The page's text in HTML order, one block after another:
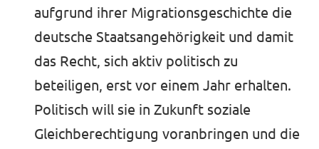
aufgrund ihrer Migrationsgeschichte die
deutsche Staatsangehörigkeit und damit
das Recht, sich aktiv politisch zu
beteiligen, erst vor einem Jahr erhalten.
Politisch will sie in Zukunft soziale
Gleichberechtigung voranbringen und die